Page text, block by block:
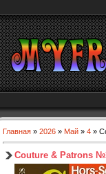
Главная » 2026 » Май » 4 »
Couture & Patrons